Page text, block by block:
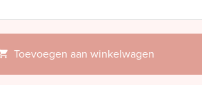
Toevoegen aan winkelwagen